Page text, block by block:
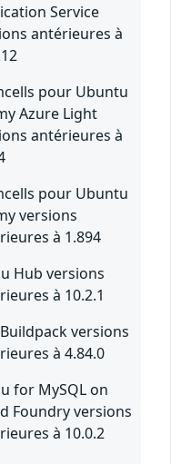
Service
antérieures à
pour Ubuntu
Azure Light
antérieures à
pour Ubuntu
versions
à 1.894
Hub versions
à 10.2.1
Buildpack versions
à 4.84.0
for MySQL on
Foundry versions
à 10.0.2